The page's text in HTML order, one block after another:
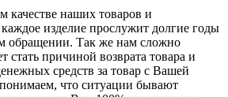
наших товаров и
изделие прослужит долгие годы
обращении. Так же нам сложно
стать причиной возврата товара и
средств за товар с Вашей
что ситуации бывают